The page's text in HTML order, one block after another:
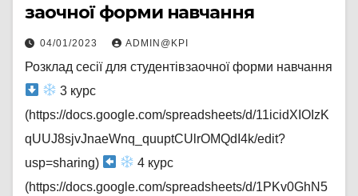
заочної форми навчання
04/01/2023 ADMIN@KPI
Розклад сесії для студентівзаочної форми навчання
3 курс
(https://docs.google.com/spreadsheets/d/11icidXIOIzK
qUUJ8sjvJnaeWnq_quuptCUlrOMQdI4k/edit?
usp=sharing)
4 курс
(https://docs.google.com/spreadsheets/d/1PKv0GhN5